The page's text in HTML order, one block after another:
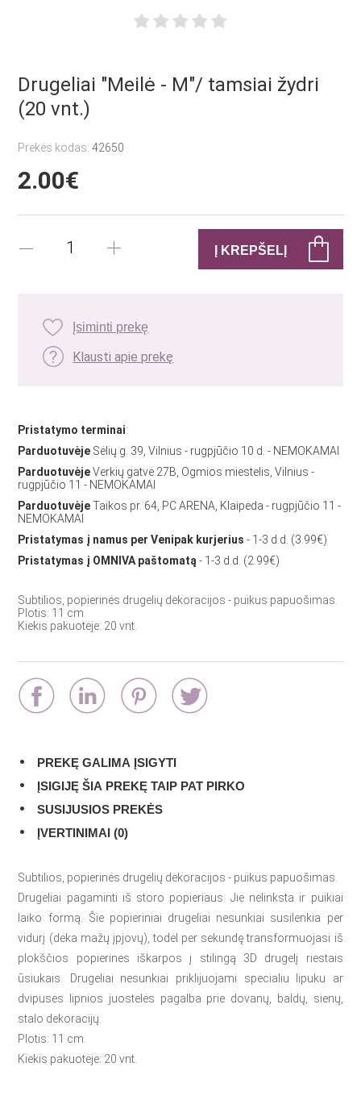
Drugeliai "Meilė - M"/ tamsiai žydri
(20 vnt.)
Prekės kodas:42650
2.00€
Įsiminti prekę
Klausti apie prekę
Pristatymo terminai:
Parduotuvėje Sėlių g. 39, Vilnius - rugpjūčio 10 d. - NEMOKAMAI
ParduotuvėjeVerkių gatvė 27B, Ogmios miestelis, Vilnius -
rugpjūčio 11 - NEMOKAMAI
ParduotuvėjeTaikos pr. 64, PC ARENA, Klaipėda - rugpjūčio 11 -
NEMOKAMAI
Pristatymas į namus per Venipak kurjerius - 1-3 d.d. (3.99€)
Pristatymas į OMNIVA paštomatą- 1-3 d.d. (2.99€)
Subtilios, popierinės drugelių dekoracijos - puikus papuošimas.
Plotis: 11 cm.
Kiekis pakuotėje: 20 vnt.
PREKĘ GALIMA ĮSIGYTI
ĮSIGIJĘ ŠIA PREKĘ TAIP PAT PIRKO
SUSIJUSIOS PREKĖS
ĮVERTINIMAI (0)
Subtilios, popierinės drugelių dekoracijos - puikus papuošimas.
Drugeliai pagaminti iš storo popieriaus. Jie nelinksta ir puikiai
laiko formą. Šie popieriniai drugeliai nesunkiai susilenkia per
vidurį (dėka mažų įpjovų), todėl per sekundę transformuojasi iš
plokščios popierinės iškarpos į stilingą 3D drugelį riestais
ūsiukais. Drugeliai nesunkiai priklijuojami specialiu lipuku ar
dvipusės lipnios juostelės pagalba prie dovanų, baldų, sienų,
stalo dekoracijų.
Plotis: 11 cm.
Kiekis pakuotėje: 20 vnt.